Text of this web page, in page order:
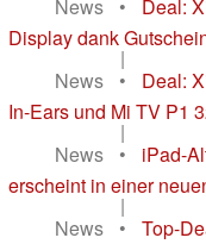
News •
Deal:
Display dank
|
News
•
Deal:
In-Ears und Mi TV P1
|
News
•
iPad-
erscheint in einer
|
News
•
Top-